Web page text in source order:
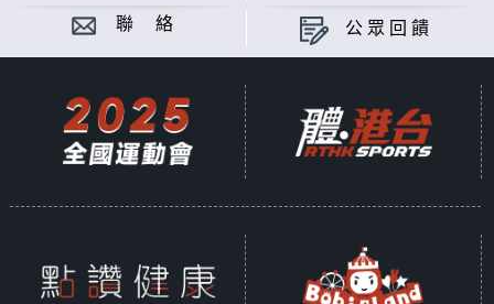
聯 絡 公眾回饋